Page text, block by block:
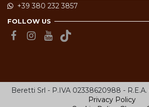
+39 380 232 3857
FOLLOW US
Beretti Srl - P.IVA 02338620988 - R.E.A.
Privacy Policy